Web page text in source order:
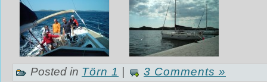
Posted in Törn 1 3 Comments »